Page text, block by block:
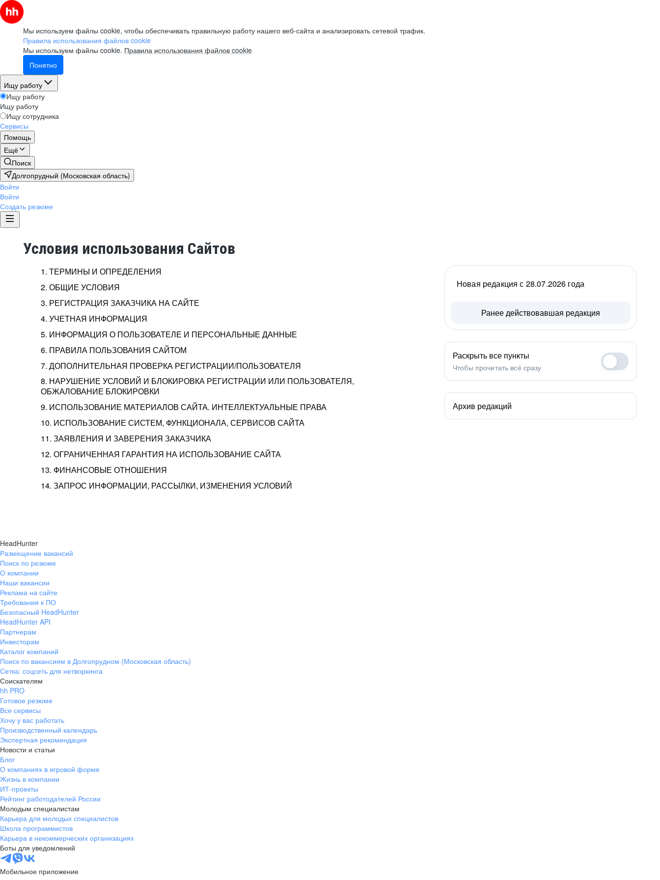
Мы используем файлы cookie, чтобы обеспечивать правильную работу нашего веб-сайта и анализировать сетевой трафик.
Правила использования файлов cookie
Мы используем файлы cookie. Правила использования файлов cookie
Понятно
Ищу работу
Ищу работу
Ищу работу
Ищу сотрудника
Сервисы
Помощь
Ещё
Поиск
Долгопрудный (Московская область)
Войти
Войти
Создать резюме
Условия использования Сайтов
1. ТЕРМИНЫ И ОПРЕДЕЛЕНИЯ
2. ОБЩИЕ УСЛОВИЯ
3. РЕГИСТРАЦИЯ ЗАКАЗЧИКА НА САЙТЕ
4. УЧЕТНАЯ ИНФОРМАЦИЯ
5. ИНФОРМАЦИЯ О ПОЛЬЗОВАТЕЛЕ И ПЕРСОНАЛЬНЫЕ ДАННЫЕ
6. ПРАВИЛА ПОЛЬЗОВАНИЯ САЙТОМ
7. ДОПОЛНИТЕЛЬНАЯ ПРОВЕРКА РЕГИСТРАЦИИ/ПОЛЬЗОВАТЕЛЯ
8. НАРУШЕНИЕ УСЛОВИЙ И БЛОКИРОВКА РЕГИСТРАЦИИ ИЛИ ПОЛЬЗОВАТЕЛЯ,
ОБЖАЛОВАНИЕ БЛОКИРОВКИ
9. ИСПОЛЬЗОВАНИЕ МАТЕРИАЛОВ САЙТА. ИНТЕЛЛЕКТУАЛЬНЫЕ ПРАВА
10. ИСПОЛЬЗОВАНИЕ СИСТЕМ, ФУНКЦИОНАЛА, СЕРВИСОВ САЙТА
11. ЗАЯВЛЕНИЯ И ЗАВЕРЕНИЯ ЗАКАЗЧИКА
12. ОГРАНИЧЕННАЯ ГАРАНТИЯ НА ИСПОЛЬЗОВАНИЕ САЙТА
13. ФИНАНСОВЫЕ ОТНОШЕНИЯ
14. ЗАПРОС ИНФОРМАЦИИ, РАССЫЛКИ, ИЗМЕНЕНИЯ УСЛОВИЙ
Новая редакция с 28.07.2026 года
Ранее действовавшая редакция
Раскрыть все пункты
Чтобы прочитать всё сразу
Архив редакций
HeadHunter
Размещение вакансий
Поиск по резюме
О компании
Наши вакансии
Реклама на сайте
Требования к ПО
Безопасный HeadHunter
HeadHunter API
Партнерам
Инвесторам
Каталог компаний
Поиск по вакансиям в Долгопрудном (Московская область)
Сетка: соцсеть для нетворкинга
Соискателям
hh PRO
Готовое резюме
Все сервисы
Хочу у вас работать
Производственный календарь
Экспертная рекомендация
Новости и статьи
Блог
О компаниях в игровой форме
Жизнь в компании
ИТ-проекты
Рейтинг работодателей России
Молодым специалистам
Карьера для молодых специалистов
Школа программистов
Карьера в некоммерческих организациях
Боты для уведомлений
Мобильное приложение